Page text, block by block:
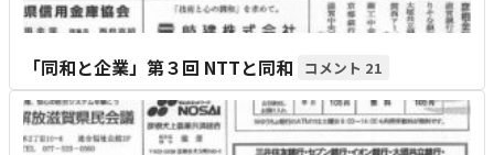
「同和と企業」第３回 NTTと同和 21